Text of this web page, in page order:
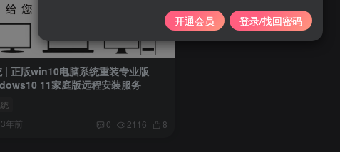
| 正版win10电脑系统重装专业版
11家庭版远程安装服务
3年前 0 2116 8
开通会员 登录/找回密码